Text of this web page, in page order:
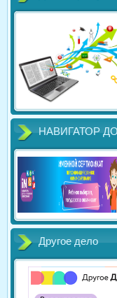
НАВИГАТОР
Другое дело